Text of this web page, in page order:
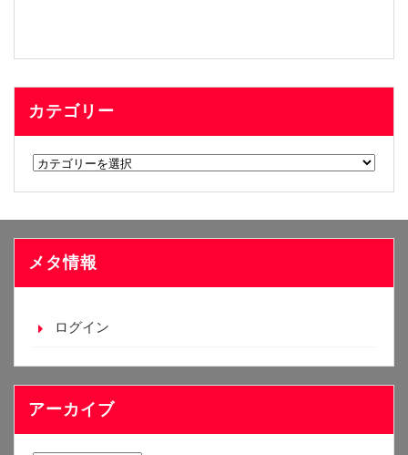
カテゴリー
カ
リ
ー
メタ情報
ログイン
アーカイブ